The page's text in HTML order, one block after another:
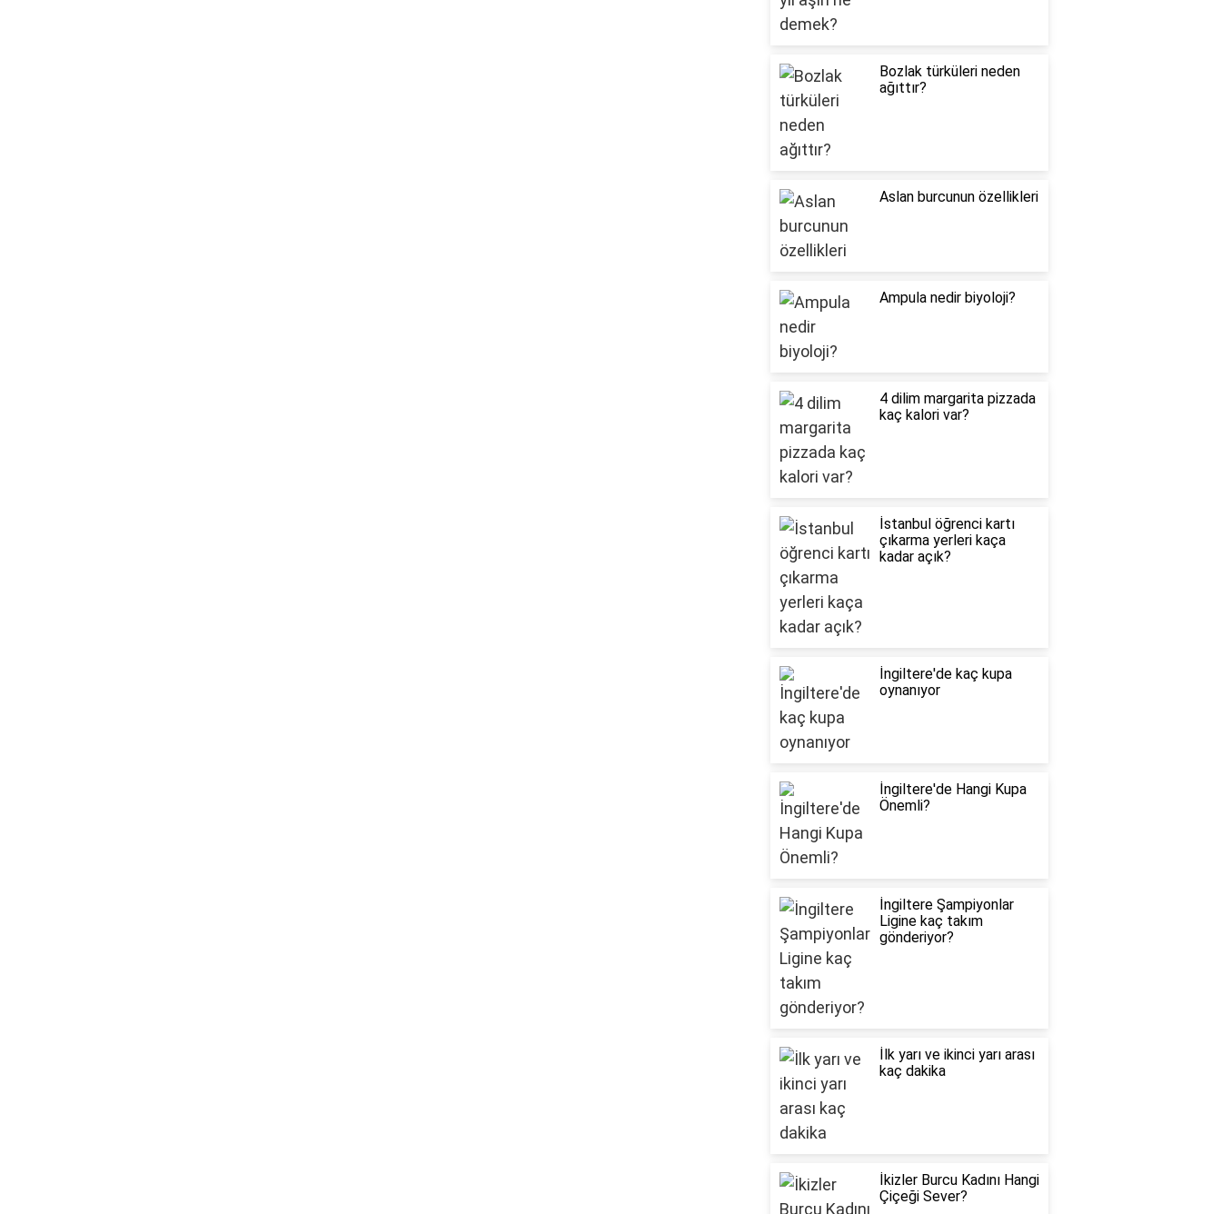
Bozlak türküleri neden
ağıttır?
Aslan burcunun özellikleri
Ampula nedir biyoloji?
4 dilim margarita pizzada
kaç kalori var?
İstanbul öğrenci kartı
çıkarma yerleri kaça
kadar açık?
İngiltere'de kaç kupa
oynanıyor
İngiltere'de Hangi Kupa
Önemli?
İngiltere Şampiyonlar
Ligine kaç takım
gönderiyor?
İlk yarı ve ikinci yarı arası
kaç dakika
İkizler Burcu Kadını Hangi
Çiçeği Sever?